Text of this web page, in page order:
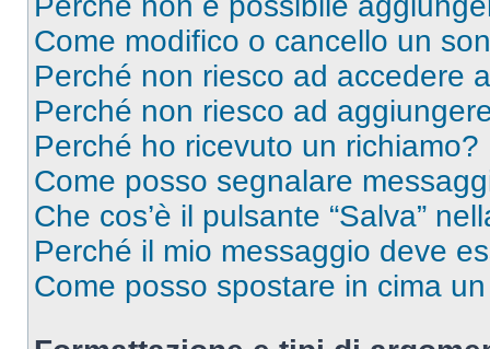
Come modifico o cancello un
Perché non riesco ad accedere
Perché non riesco ad
Perché ho ricevuto un richiamo?
Come posso segnalare
Che cos’è il pulsante “Salva”
Perché il mio messaggio deve
Come posso spostare in cima